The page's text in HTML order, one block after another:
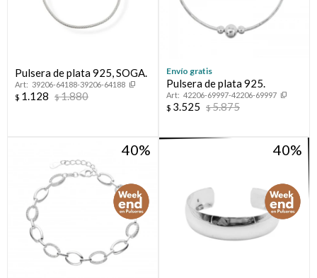
Pulsera de plata 925, SOGA.
39206-64188-39206-64188
$ 1.128 $1.880
Envío gratis
Pulsera de plata 925.
42206-69997-42206-69997
$ 3.525 $5.875
40 40